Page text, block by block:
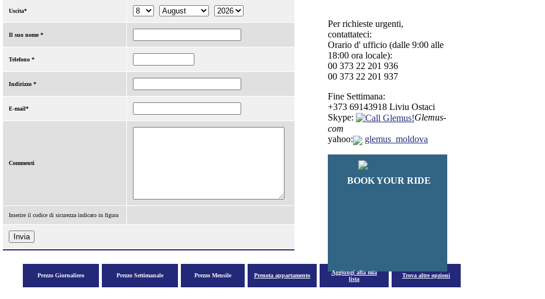
Uscita*
Il suo nome *
Telefono *
Indirizzo *
E-mail*
Commenti
Inserire il codice di sicurezza indicato in figura
Da51€/notte
Per richieste urgenti,
contattateci:
Orario d' ufficio (dalle 9:00 alle
18:00 ora locale):
00 373 22 201 936
00 373 22 201 937
Fine Settimana:
+373 69143918 Liviu Ostaci
Skype:
Glemus-
com
yahoo:
glemus_moldova
BOOK YOUR RIDE
Prezzo Giornaliero Prezzo Settimanale Prezzo Mensile Prenota appartamento
Aggiungi alla mia
lista
Trova altre opzioni